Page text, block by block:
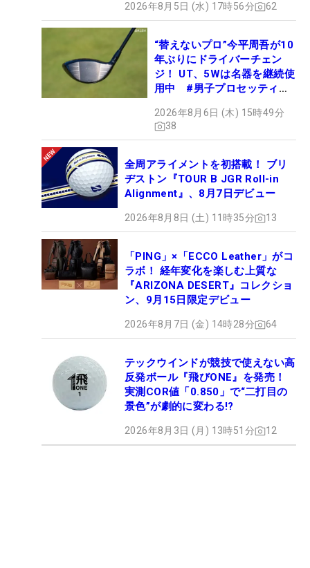
2026年8月5日 (水) 17時56分 62
“替えないプロ”今平周吾が10
年ぶりにドライバーチェン
ジ！ UT、5Wは名器を継続使
用中 #男子プロセッティン
2026年8月6日 (木) 15時49分
38
全周アライメントを初搭載！ ブリ
ヂストン『TOUR B JGR Roll-in
Alignment』、8月7日デビュー
2026年8月8日 (土) 11時35分 13
「PING」×「ECCO Leather」がコ
ラボ！ 経年変化を楽しむ上質な
『ARIZONA DESERT』コレクショ
ン、9月15日限定デビュー
2026年8月7日 (金) 14時28分 64
テックウインドが競技で使えない高
反発ボール『飛びONE』を発売！
実測COR値「0.850」で“二打目の
景色”が劇的に変わる!?
2026年8月3日 (月) 13時51分 12